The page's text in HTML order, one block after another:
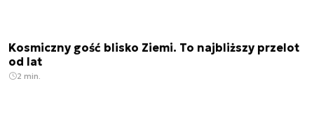
Kosmiczny gość blisko Ziemi. To najbliższy przelot
od lat
2 min.